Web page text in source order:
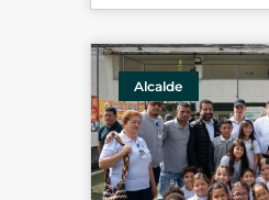
Alcalde